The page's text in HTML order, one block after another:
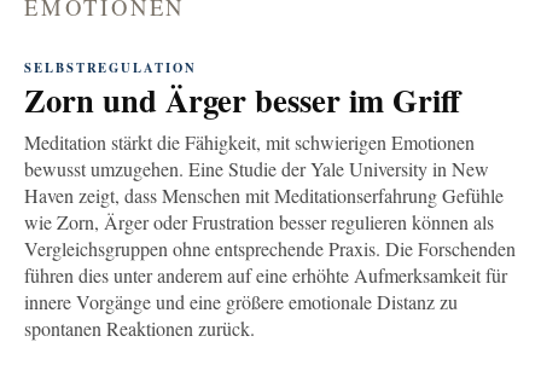
EMOTIONEN
SELBSTREGULATION
Zorn und Ärger besser im Griff
Meditation stärkt die Fähigkeit, mit schwierigen Emotionen
bewusst umzugehen. Eine Studie der Yale University in New
Haven zeigt, dass Menschen mit Meditationserfahrung Gefühle
wie Zorn, Ärger oder Frustration besser regulieren können als
Vergleichsgruppen ohne entsprechende Praxis. Die Forschenden
führen dies unter anderem auf eine erhöhte Aufmerksamkeit für
innere Vorgänge und eine größere emotionale Distanz zu
spontanen Reaktionen zurück.